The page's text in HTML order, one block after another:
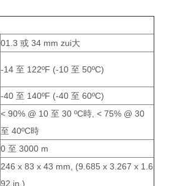
01.3 或 34 mm zui大
-14 至 122ºF (-10 至 50ºC)
-40 至 140ºF (-40 至 60ºC)
< 90% @ 10 至 30 ºC時, < 75% @ 30
至 40ºC時
0 至 3000 m
246 x 83 x 43 mm, (9.685 x 3.267 x 1.6
92 in.)